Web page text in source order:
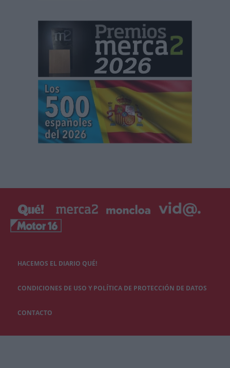
HACEMOS EL DIARIO QUÉ!
CONDICIONES DE USO Y POLÍTICA DE PROTECCIÓN DE DATOS
CONTACTO